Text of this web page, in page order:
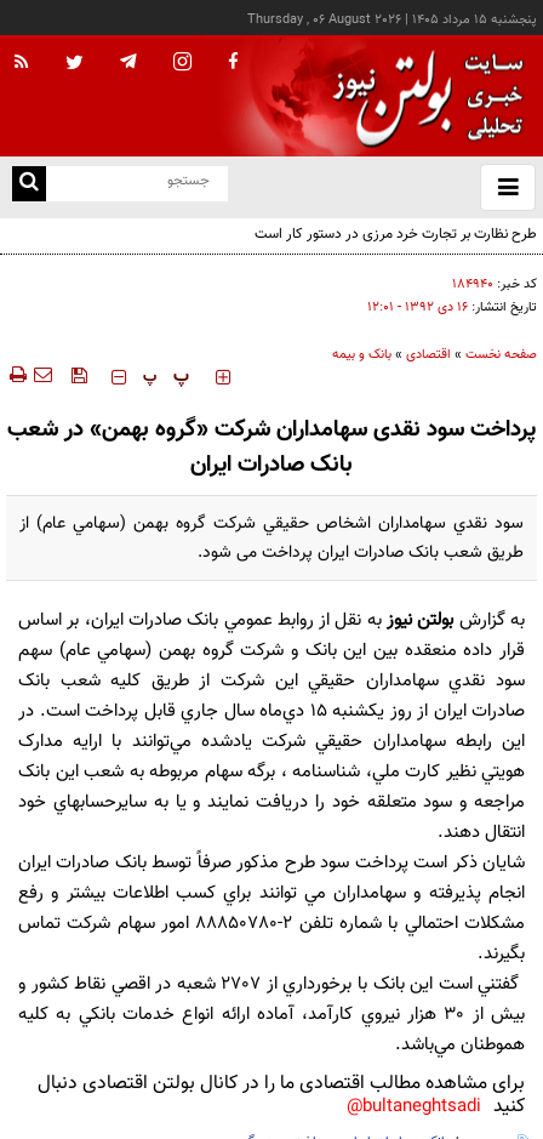
پنجشنبه ۱۵ مرداد ۱۴۰۵ |
Thursday , 06 August 2026
باز
و
طرح نظارت بر تجارت خرد مرزی در دستور کار است
کد خبر: ۱۸۴۹۴۰
تاریخ انتشار: ۱۶ دی ۱۳۹۲ - ۱۲:۰۱
صفحه نخست » اقتصادی »بانک و بیمه
‍‍‍ پ پ
پرداخت سود نقدی سهامداران شرکت «گروه بهمن» در شعب
بانک صادرات ایران
سود نقدي سهامداران اشخاص حقيقي شرکت گروه بهمن (سهامي عام) از
طريق شعب بانک صادرات ايران پرداخت می شود.
به گزارشبولتن نیوزبه نقل از روابط عمومي بانک صادرات ايران، بر اساس
قرار داده منعقده بين اين بانک و شرکت گروه بهمن (سهامي عام) سهم
سود نقدي سهامداران حقيقي اين شرکت از طريق کليه شعب بانک
صادرات ايران از روز يکشنبه ١٥ دي‌ماه سال جاري قابل پرداخت است. در
اين رابطه سهامداران حقيقي شرکت يادشده مي‌توانند با ارايه مدارک
هويتي نظير کارت ملي، شناسنامه ، برگه سهام مربوطه به شعب اين بانک
مراجعه و سود متعلقه خود را دريافت نمايند و يا به سايرحسابهاي خود
انتقال دهند.
شايان ذکر است پرداخت سود طرح مذکور صرفاً توسط بانک صادرات ايران
انجام پذیرفته و سهامداران مي توانند براي کسب اطلاعات بيشتر و رفع
مشکلات احتمالي با شماره تلفن ٢-٨٨٨٥٠٧٨٠ ‌امور سهام شرکت تماس
بگيرند.
گفتني است اين بانک با برخورداري از ٢٧٠٧ شعبه در اقصي نقاط کشور و
بيش از ٣٠ هزار نيروي کارآمد، آماده ارائه انواع خدمات بانکي به کليه
هموطنان مي‌باشد.
برای مشاهده مطالب اقتصادی ما را در کانال بولتن اقتصادی دنبال
کنید bultaneghtsadi@